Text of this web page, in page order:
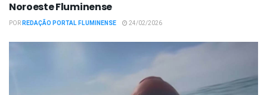
Noroeste Fluminense
PORREDAÇÃO PORTAL FLUMINENSE 24/02/2026